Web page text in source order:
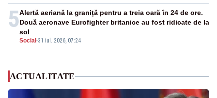
5
Social -31 iul. 2026, 07:24
Alertă aeriană la graniță pentru a treia oară în 24 de ore.
Două aeronave Eurofighter britanice au fost ridicate de la
sol
ACTUALITATE